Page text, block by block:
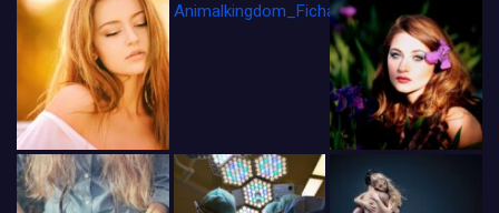
Animalkingdom_FichaCine